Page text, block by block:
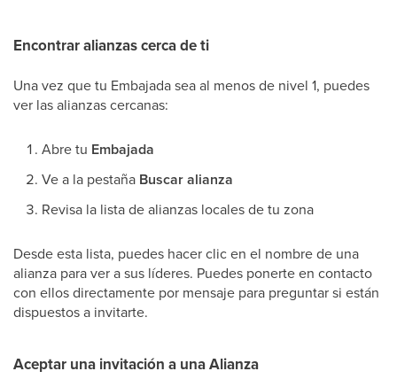
Encontrar alianzas cerca de ti
Una vez que tu Embajada sea al menos de nivel 1, puedes
ver las alianzas cercanas:
Abre tu Embajada
Ve a la pestaña Buscar alianza
Revisa la lista de alianzas locales de tu zona
Desde esta lista, puedes hacer clic en el nombre de una
alianza para ver a sus líderes. Puedes ponerte en contacto
con ellos directamente por mensaje para preguntar si están
dispuestos a invitarte.
Aceptar una invitación a una Alianza